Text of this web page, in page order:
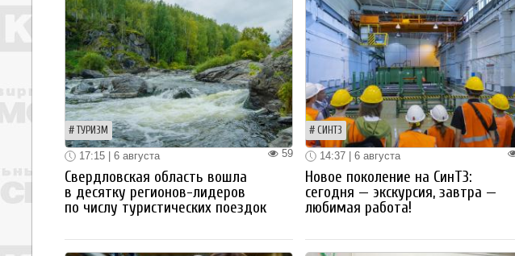
ТУРИЗМ
59
17:15 | 6 августа
Свердловская область вошла
в десятку регионов-лидеров
по числу туристических поездок
СИНТЗ
14:37 | 6 августа
Новое поколение на СинТЗ:
сегодня — экскурсия, завтра —
любимая работа!